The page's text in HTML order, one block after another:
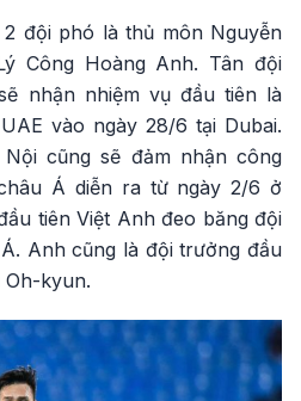
đội phó là thủ môn Nguyễn
Công Hoàng Anh. Tân đội
nhận nhiệm vụ đầu tiên là
vào ngày 28/6 tại Dubai.
cũng sẽ đảm nhận công
Á diễn ra từ ngày 2/6 ở
tiên Việt Anh đeo băng đội
Anh cũng là đội trưởng đầu
Oh-kyun.